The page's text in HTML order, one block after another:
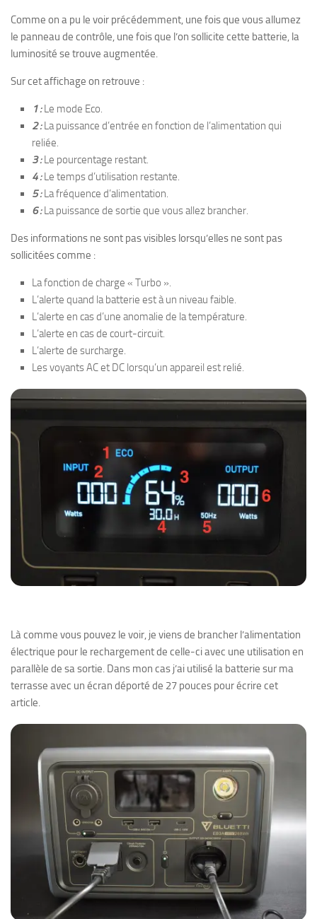
Comme on a pu le voir précédemment, une fois que vous allumez
le panneau de contrôle, une fois que l’on sollicite cette batterie, la
luminosité se trouve augmentée.
Sur cet affichage on retrouve :
1 :Le mode Eco.
2 :La puissance d’entrée en fonction de l’alimentation qui
reliée.
3 :Le pourcentage restant.
4 :Le temps d’utilisation restante.
5 :La fréquence d’alimentation.
6 :La puissance de sortie que vous allez brancher.
Des informations ne sont pas visibles lorsqu’elles ne sont pas
sollicitées comme :
La fonction de charge « Turbo ».
L’alerte quand la batterie est à un niveau faible.
L’alerte en cas d’une anomalie de la température.
L’alerte en cas de court-circuit.
L’alerte de surcharge.
Les voyants AC et DC lorsqu’un appareil est relié.
Là comme vous pouvez le voir, je viens de brancher l’alimentation
électrique pour le rechargement de celle-ci avec une utilisation en
parallèle de sa sortie. Dans mon cas j’ai utilisé la batterie sur ma
terrasse avec un écran déporté de 27 pouces pour écrire cet
article.